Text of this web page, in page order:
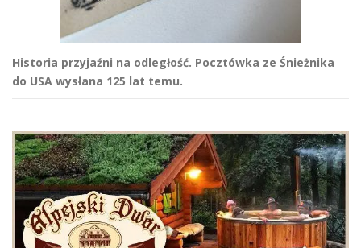
Historia przyjaźni na odległość. Pocztówka ze Śnieżnika
do USA wysłana 125 lat temu.